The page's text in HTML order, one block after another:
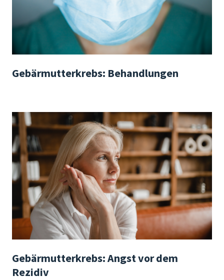
Gebärmutterkrebs: Behandlungen
Gebärmutterkrebs: Angst vor dem
Rezidiv